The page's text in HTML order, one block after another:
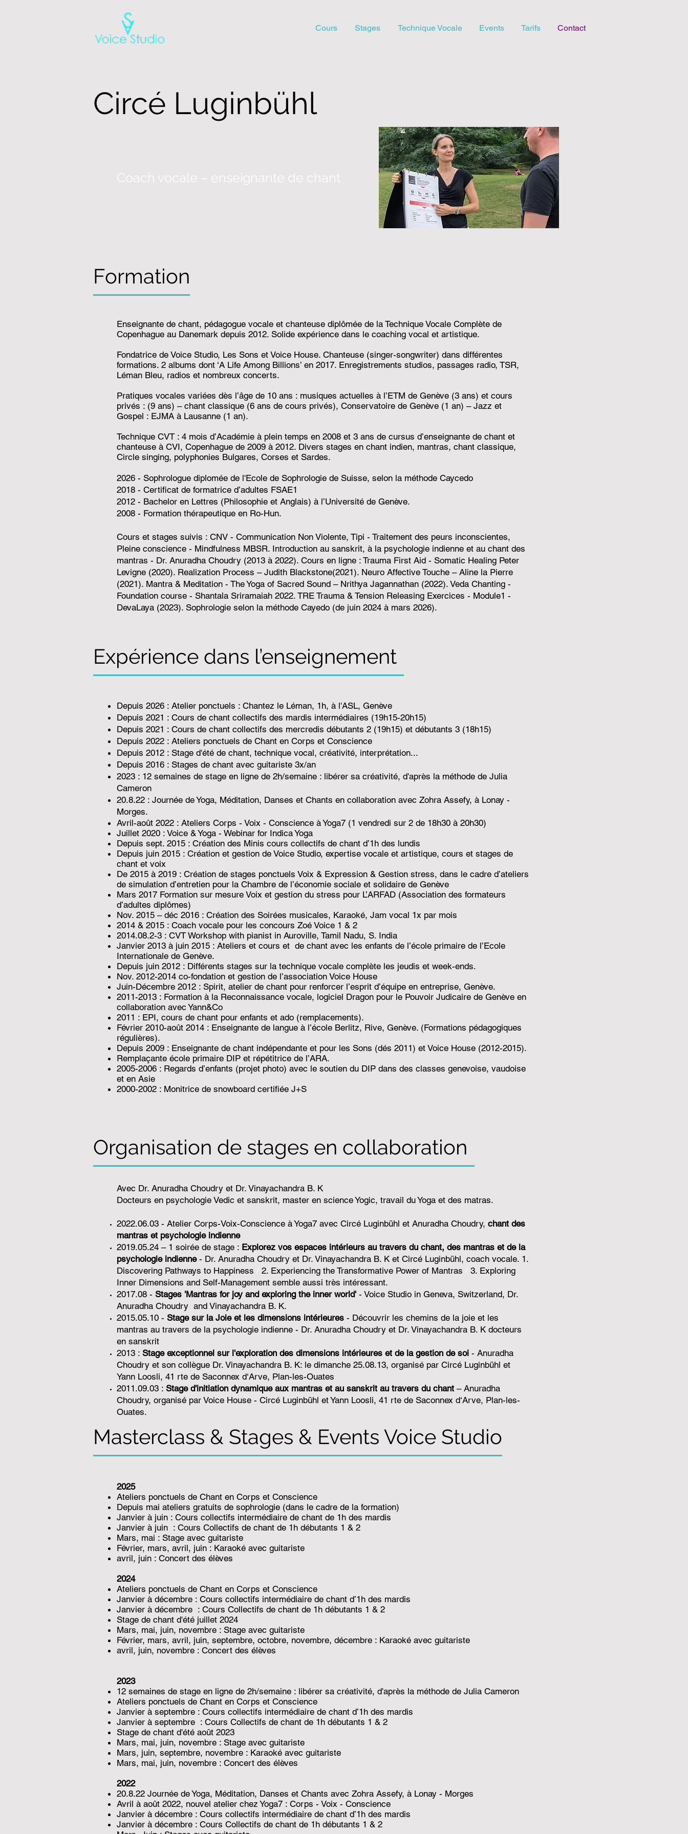
Cours Stages Technique Vocale Events Tarifs Contact
Circé Luginbühl
Coach vocale – enseignante de chant
Formation
Enseignante de chant, pédagogue vocale et chanteuse diplômée de la Technique Vocale Complète de
Copenhague au Danemark depuis 2012. Solide expérience dans le coaching vocal et artistique.
Fondatrice de Voice Studio, Les Sons et Voice House. Chanteuse (singer-songwriter) dans différentes
formations. 2 albums dont ‘A Life Among Billions’ en 2017. Enregistrements studios, passages radio, TSR,
Léman Bleu, radios et nombreux concerts.
Pratiques vocales variées dès l’âge de 10 ans : musiques actuelles à l’ETM de Genève (3 ans) et cours
privés : (9 ans) – chant classique (6 ans de cours privés), Conservatoire de Genève (1 an) – Jazz et
Gospel : EJMA à Lausanne (1 an).
Technique CVT : 4 mois d’Académie à plein temps en 2008 et 3 ans de cursus d’enseignante de chant et
chanteuse à CVI, Copenhague de 2009 à 2012. Divers stages en chant indien, mantras, chant classique,
Circle singing, polyphonies Bulgares, Corses et Sardes.
2026 - Sophrologue diplomée de l'Ecole de Sophrologie de Suisse, selon la méthode Caycedo
2018 - Certificat de formatrice d’adultes FSAE1
2012 - Bachelor en Lettres (Philosophie et Anglais) à l’Université de Genève.
2008 - Formation thérapeutique en Ro-Hun.
Cours et stages suivis : CNV - Communication Non Violente, Tipi - Traitement des peurs inconscientes,
Pleine conscience - Mindfulness MBSR. Introduction au sanskrit, à la psychologie indienne et au chant des
mantras - Dr. Anuradha Choudry (2013 à 2022). Cours en ligne : Trauma First Aid - Somatic Healing Peter
Levigne (2020). Realization Process – Judith Blackstone(2021). Neuro Affective Touche – Aline la Pierre
(2021). Mantra & Meditation - The Yoga of Sacred Sound – Nrithya Jagannathan (2022). Veda Chanting -
Foundation course - Shantala Sriramaiah 2022. TRE Trauma & Tension Releasing Exercices - Module1 -
DevaLaya (2023). Sophrologie selon la méthode Cayedo (de juin 2024 à mars 2026).
Expérience dans l’enseignement
Depuis 2026 : Atelier ponctuels : Chantez le Léman, 1h, à l'ASL, Genève
Depuis 2021 : Cours de chant collectifs des mardis intermédiaires (19h15-20h15)
Depuis 2021 : Cours de chant collectifs des mercredis débutants 2 (19h15) et débutants 3 (18h15)
Depuis 2022 : Ateliers ponctuels de Chant en Corps et Conscience
Depuis 2012 : Stage d'été de chant, technique vocal, créativité, interprétation...
Depuis 2016 : Stages de chant avec guitariste 3x/an
2023 : 12 semaines de stage en ligne de 2h/semaine : libérer sa créativité, d'après la méthode de Julia
Cameron
20.8.22 : Journée de Yoga, Méditation, Danses et Chants en collaboration avec Zohra Assefy, à Lonay -
Morges.
Avril-août 2022 : Ateliers Corps - Voix - Conscience à Yoga7 (1 vendredi sur 2 de 18h30 à 20h30)
Juillet 2020 : Voice & Yoga - Webinar for Indica Yoga
Depuis sept. 2015 : Création des Minis cours collectifs de chant d’1h des lundis
Depuis juin 2015 : Création et gestion de Voice Studio, expertise vocale et artistique, cours et stages de
chant et voix
De 2015 à 2019 : Création de stages ponctuels Voix & Expression & Gestion stress, dans le cadre d’ateliers
de simulation d’entretien pour la Chambre de l’économie sociale et solidaire de Genève
Mars 2017 Formation sur mesure Voix et gestion du stress pour L’ARFAD (Association des formateurs
d’adultes diplômes)
Nov. 2015 – déc 2016 : Création des Soirées musicales, Karaoké, Jam vocal 1x par mois
2014 & 2015 : Coach vocale pour les concours Zoé Voice 1 & 2
2014.08.2-3 : CVT Workshop with pianist in Auroville, Tamil Nadu, S. India
Janvier 2013 à juin 2015 : Ateliers et cours et de chant avec les enfants de l’école primaire de l’Ecole
Internationale de Genève.
Depuis juin 2012 : Différents stages sur la technique vocale complète les jeudis et week-ends.
Nov. 2012-2014 co-fondation et gestion de l’association Voice House
Juin-Décembre 2012 : Spirit, atelier de chant pour renforcer l’esprit d’équipe en entreprise, Genève.
2011-2013 : Formation à la Reconnaissance vocale, logiciel Dragon pour le Pouvoir Judicaire de Genève en
collaboration avec Yann&Co
2011 : EPI, cours de chant pour enfants et ado (remplacements).
Février 2010-août 2014 : Enseignante de langue à l’école Berlitz, Rive, Genève. (Formations pédagogiques
régulières).
Depuis 2009 : Enseignante de chant indépendante et pour les Sons (dés 2011) et Voice House (2012-2015).
Remplaçante école primaire DIP et répétitrice de l’ARA.
2005-2006 : Regards d’enfants (projet photo) avec le soutien du DIP dans des classes genevoise, vaudoise
et en Asie
2000-2002 : Monitrice de snowboard certifiée J+S
Organisation de stages en collaboration
Avec Dr. Anuradha Choudry et Dr. Vinayachandra B. K
Docteurs en psychologie Vedic et sanskrit, master en science Yogic, travail du Yoga et des matras.
2022.06.03 - Atelier Corps-Voix-Conscience à Yoga7 avec Circé Luginbühl et Anuradha Choudry, chant des
mantras et psychologie indienne
2019.05.24 – 1 soirée de stage : Explorez vos espaces intérieurs au travers du chant, des mantras et de la
psychologie indienne- Dr. Anuradha Choudry et Dr. Vinayachandra B. K et Circé Luginbühl, coach vocale. 1.
Discovering Pathways to Happiness / 2. Experiencing the Transformative Power of Mantras / 3. Exploring
Inner Dimensions and Self-Management semble aussi très intéressant.
2017.08 - Stages 'Mantras for joy and exploring the inner world' - Voice Studio in Geneva, Switzerland, Dr.
Anuradha Choudry and Vinayachandra B. K.
2015.05.10 - Stage sur la Joie et les dimensions intérieures - Découvrir les chemins de la joie et les
mantras au travers de la psychologie indienne - Dr. Anuradha Choudry et Dr. Vinayachandra B. K docteurs
en sanskrit
2013 : Stage exceptionnel sur l'exploration des dimensions intérieures et de la gestion de soi - Anuradha
Choudry et son collègue Dr. Vinayachandra B. K: le dimanche 25.08.13, organisé par Circé Luginbühl et
Yann Loosli, 41 rte de Saconnex d‘Arve, Plan-les-Ouates
2011.09.03 : Stage d'initiation dynamique aux mantras et au sanskrit au travers du chant – Anuradha
Choudry, organisé par Voice House - Circé Luginbühl et Yann Loosli, 41 rte de Saconnex d‘Arve, Plan-les-
Ouates.
Masterclass & Stages & Events Voice Studio
2025
Ateliers ponctuels de Chant en Corps et Conscience
Depuis mai ateliers gratuits de sophrologie (dans le cadre de la formation)
Janvier à juin : Cours collectifs intermédiaire de chant de 1h des mardis
Janvier à juin : Cours Collectifs de chant de 1h débutants 1 & 2
Mars, mai : Stage avec guitariste
Février, mars, avril, juin : Karaoké avec guitariste
avril, juin : Concert des élèves
2024
Ateliers ponctuels de Chant en Corps et Conscience
Janvier à décembre : Cours collectifs intermédiaire de chant d’1h des mardis
Janvier à décembre : Cours Collectifs de chant de 1h débutants 1 & 2
Stage de chant d'été juillet 2024
Mars, mai, juin, novembre : Stage avec guitariste
Février, mars, avril, juin, septembre, octobre, novembre, décembre : Karaoké avec guitariste
avril, juin, novembre : Concert des élèves
2023
12 semaines de stage en ligne de 2h/semaine : libérer sa créativité, d'après la méthode de Julia Cameron
Ateliers ponctuels de Chant en Corps et Conscience
Janvier à septembre : Cours collectifs intermédiaire de chant d’1h des mardis
Janvier à septembre : Cours Collectifs de chant de 1h débutants 1 & 2
Stage de chant d'été août 2023
Mars, mai, juin, novembre : Stage avec guitariste
Mars, juin, septembre, novembre : Karaoké avec guitariste
Mars, mai, juin, novembre : Concert des élèves
2022
20.8.22 Journée de Yoga, Méditation, Danses et Chants avec Zohra Assefy, à Lonay - Morges
Avril à août 2022, nouvel atelier chez Yoga7 : Corps - Voix - Conscience
Janvier à décembre : Cours collectifs intermédiaire de chant d’1h des mardis
Janvier à décembre : Cours Collectifs de chant de 1h débutants 1 & 2